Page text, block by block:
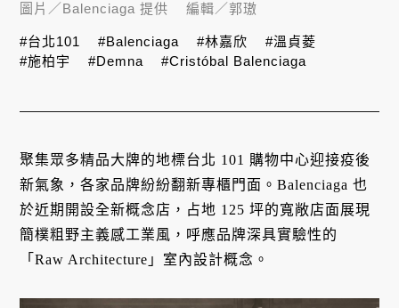
聚集眾多精品大牌的地標台北 101 購物中心迎接疫後
新氣象，各家品牌紛紛翻新專櫃門面。Balenciaga 也
於近期開設全新概念店，占地 125 坪的寬敞店面展現
簡樸粗野主義感工業風，呼應品牌深具實驗性的
「Raw Architecture」室內設計概念。
圖片／Balenciaga 提供 編輯／郭璈
#台北101 #Balenciaga #林嘉欣
#溫貞菱
#施柏宇
#Demna #Cristóbal Balenciaga